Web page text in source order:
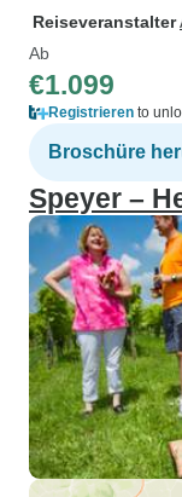
Reiseveranstalter
Ab
€1.099
Registrieren to
Broschüre
Speyer –